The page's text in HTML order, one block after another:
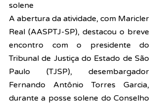
solene
A abertura da atividade, com Maricler
Real (AASPTJ-SP), destacou o breve
encontro com o presidente do
Tribunal de Justiça do Estado de São
Paulo (TJSP), desembargador
Fernando Antônio Torres Garcia,
durante a posse solene do Conselho